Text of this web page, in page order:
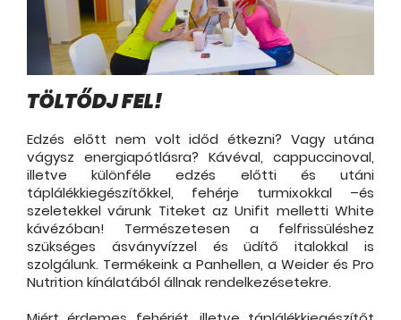
TÖLTŐDJ FEL!
Edzés előtt nem volt időd étkezni? Vagy utána
vágysz energiapótlásra? Kávéval, cappuccinoval,
illetve különféle edzés előtti és utáni
táplálékkiegészítőkkel, fehérje turmixokkal –és
szeletekkel várunk Titeket az Unifit melletti White
kávézóban! Természetesen a felfrissüléshez
szükséges ásványvízzel és üdítő italokkal is
szolgálunk. Termékeink a Panhellen, a Weider és Pro
Nutrition kínálatából állnak rendelkezésetekre.